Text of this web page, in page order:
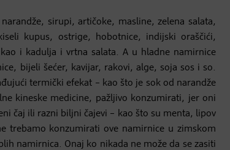
sirupi, artičoke, masline, zelena salata,
kupus, ostrige, hobotnice, indijski oraščići,
i kadulja i vrtna salata. A u hladne namirnice
bijeli šećer, kavijar, rakovi, alge, soja sos i so.
termički efekat – kao što je sok od narandže
kineske medicine, pažljivo konzumirati, jer oni
čaj ili razni biljni čajevi – kao što su menta, lipov
trebamo konzumirati ove namirnice u zimskom
namirnica. Onaj ko nikada ne može da se zasiti